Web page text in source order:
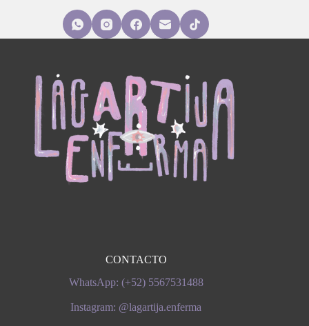
CONTACTO
WhatsApp: (+52) 5567531488
Instagram: @lagartija.enferma